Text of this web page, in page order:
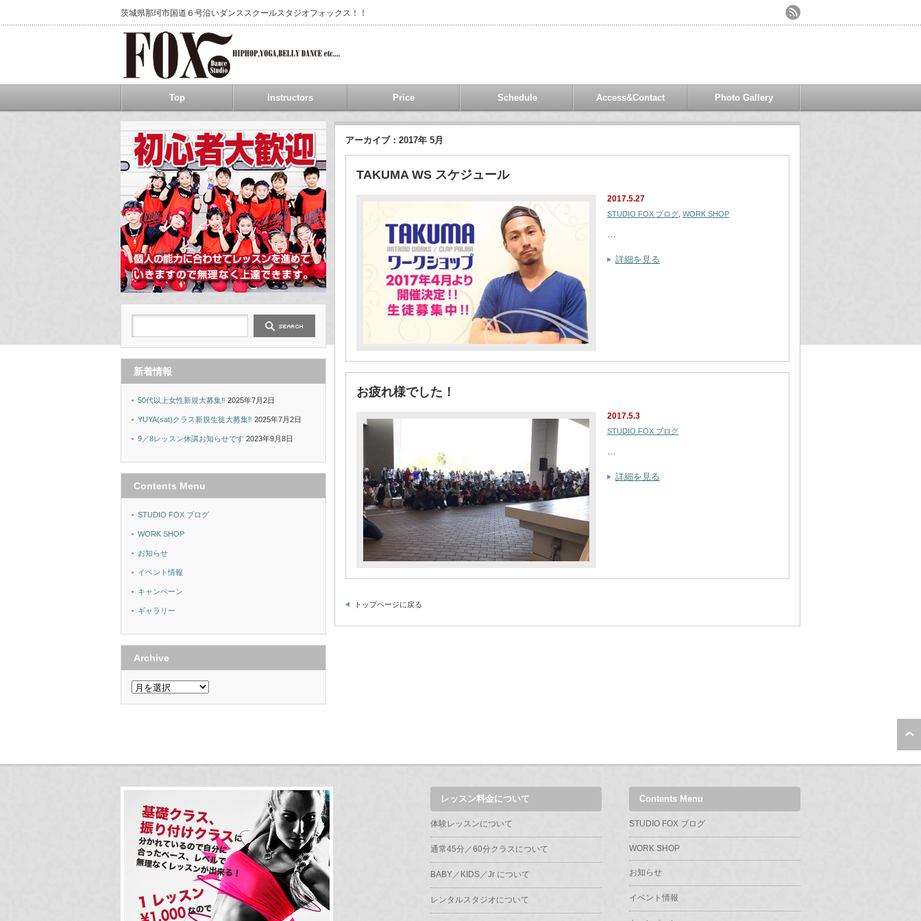
茨城県那珂市国道６号沿いダンススクールスタジオフォックス！！
Top Instructors Price Schedule Access&Contact Photo Gallery
アーカイブ：2017年 5月
TAKUMA WS スケジュール
2017.5.27
STUDIO FOX ブログ WORK SHOP
…
詳細を見る
お疲れ様でした！
2017.5.3
STUDIO FOX ブログ
…
詳細を見る
トップページに戻る
新着情報
50代以上女性新規大募集‼︎ 2025年7月2日
YUYA(sat)クラス新規生徒大募集‼︎ 2025年7月2日
9／8レッスン休講お知らせです 2023年9月8日
Contents Menu
STUDIO FOX ブログ
WORK SHOP
お知らせ
イベント情報
キャンペーン
ギャラリー
Archive
Archive
レッスン料金について
体験レッスンについて
通常45分／60分クラスについて
BABY／KIDS／Jr について
レンタルスタジオについて
Contents Menu
STUDIO FOX ブログ
WORK SHOP
お知らせ
イベント情報